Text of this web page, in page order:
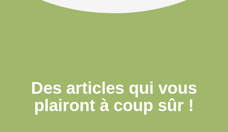
Des articles qui vous
plairont à coup sûr !